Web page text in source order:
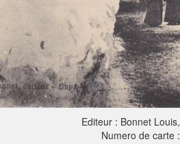
Editeur : Bonnet
Numero de carte :